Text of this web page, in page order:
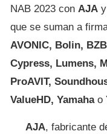
NAB 2023 con AJA y
que se suman a
AVONIC, Bolin,
Cypress, Lumens,
ProAVIT,
ValueHD, Yamahao
AJA, fabricante